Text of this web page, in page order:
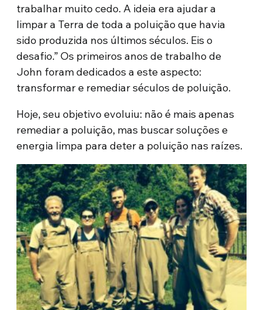
trabalhar muito cedo. A ideia era ajudar a
limpar a Terra de toda a poluição que havia
sido produzida nos últimos séculos. Eis o
desafio.” Os primeiros anos de trabalho de
John foram dedicados a este aspecto:
transformar e remediar séculos de poluição.
Hoje, seu objetivo evoluiu: não é mais apenas
remediar a poluição, mas buscar soluções e
energia limpa para deter a poluição nas raízes.